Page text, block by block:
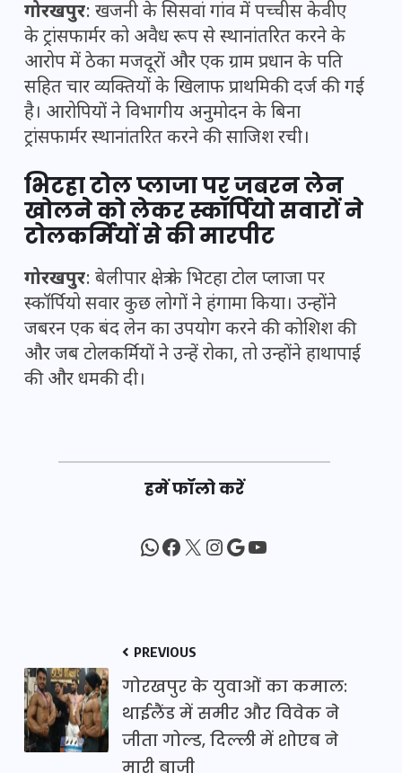
गोरखपुर: खजनी के सिसवां गांव में पच्चीस केवीए
के ट्रांसफार्मर को अवैध रूप से स्थानांतरित करने के
आरोप में ठेका मजदूरों और एक ग्राम प्रधान के पति
सहित चार व्यक्तियों के खिलाफ प्राथमिकी दर्ज की गई
है। आरोपियों ने विभागीय अनुमोदन के बिना
ट्रांसफार्मर स्थानांतरित करने की साजिश रची।
भिटहा टोल प्लाजा पर जबरन लेन
खोलने को लेकर स्कॉर्पियो सवारों ने
टोलकर्मियों से की मारपीट
गोरखपुर: बेलीपार क्षेत्र के भिटहा टोल प्लाजा पर
स्कॉर्पियो सवार कुछ लोगों ने हंगामा किया। उन्होंने
जबरन एक बंद लेन का उपयोग करने की कोशिश की
और जब टोलकर्मियों ने उन्हें रोका, तो उन्होंने हाथापाई
की और धमकी दी।
हमें फॉलो करें
WhatsApp
Facebook
X Instagram
Google
YouTube
PREVIOUS
गोरखपुर के युवाओं का कमाल:
थाईलैंड में समीर और विवेक ने
जीता गोल्ड, दिल्ली में शोएब ने
मारी बाजी